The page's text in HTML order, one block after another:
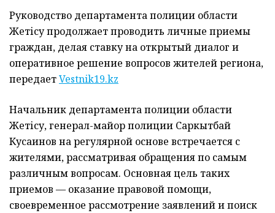
Руководство департамента полиции области
Жетісу продолжает проводить личные приемы
граждан, делая ставку на открытый диалог и
оперативное решение вопросов жителей региона,
передаетVestnik19.kz
Начальник департамента полиции области
Жетісу, генерал-майор полиции Саркытбай
Кусаинов на регулярной основе встречается с
жителями, рассматривая обращения по самым
различным вопросам. Основная цель таких
приемов — оказание правовой помощи,
своевременное рассмотрение заявлений и поиск